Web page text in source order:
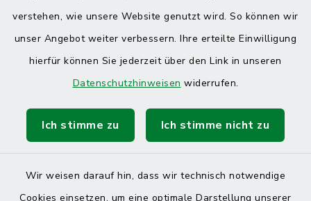
verstehen, wie unsere Website genutzt wird. So können wir
unser Angebot weiter verbessern. Ihre erteilte Einwilligung
hierfür können Sie jederzeit über den Link in unseren
Datenschutzhinweisen widerrufen.
Ich stimme zu Ich stimme nicht zu
Wir weisen darauf hin, dass wir technisch notwendige
Cookies einsetzen, um eine optimale Darstellung unserer